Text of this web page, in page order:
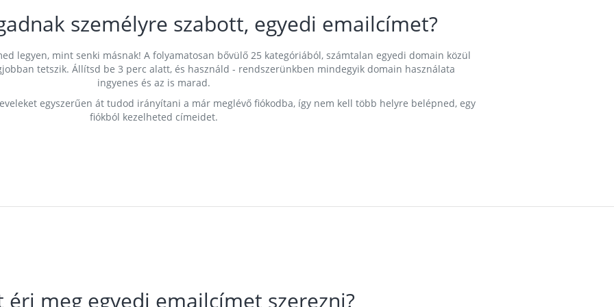
személyre szabott, egyedi emailcímet?
legyen, mint senki másnak! A folyamatosan bővülő 25 kategóriából, számtalan egyedi domain közül
tetszik. Állítsd be 3 perc alatt, és használd - rendszerünkben mindegyik domain használata
ingyenes és az is marad.
egyszerűen át tudod irányítani a már meglévő fiókodba, így nem kell több helyre belépned, egy
fiókból kezelheted címeidet.
meg egyedi emailcímet szerezni?